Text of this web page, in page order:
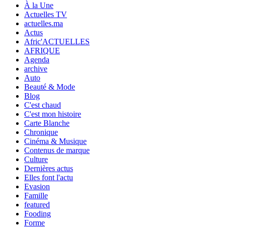
À la Une
Actuelles TV
actuelles.ma
Actus
Afric'ACTUELLES
AFRIQUE
Agenda
archive
Auto
Beauté & Mode
Blog
C'est chaud
C'est mon histoire
Carte Blanche
Chronique
Cinéma & Musique
Contenus de marque
Culture
Dernières actus
Elles font l'actu
Evasion
Famille
featured
Fooding
Forme